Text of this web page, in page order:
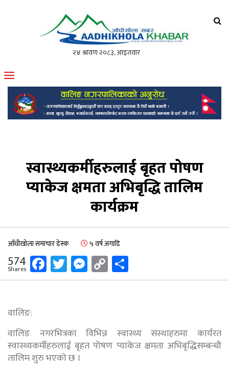
मोफसलकै लोकप्रिय अनलाइन पत्रिका
स्वास्थ्यकर्मीहरुलाई बृहत पोषण
प्याकेज क्षमता अभिबृद्धि तालिम
कार्यक्रम
आँधीखोला समाचार डेस्क ५ वर्ष अगाडि
574
Shares Facebook
Twitter
Messenger
Copy
Link
वालिङ:
वालिङ नगरभित्रका विभिन्न स्वास्थ्य संस्थाहरुमा कार्यरत
स्वास्थ्यकर्मीहरुलाई बृहत पोषण प्याकेज क्षमता अभिबृद्धिसम्बन्धी
तालिम शुरु भएको छ ।